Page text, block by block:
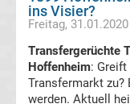
Ergebnisse
La
Liga
ins Visier?
Freitag,
Transfergerüchte
Hoffenheim: Greift
Transfermarkt zu?
werden. Aktuell